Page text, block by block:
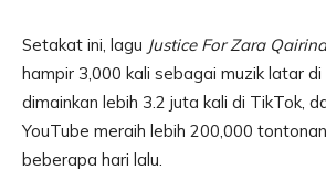
Setakat ini, lagu Justice For Zara Qairina
hampir 3,000 kali sebagai muzik latar
dimainkan lebih 3.2 juta kali di TikTok,
YouTube meraih lebih 200,000
beberapa hari lalu.